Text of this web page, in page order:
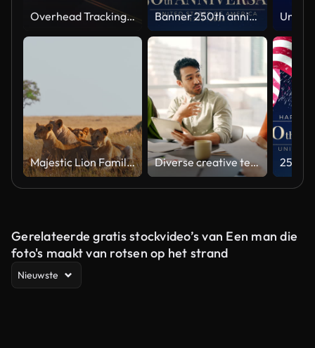
Overhead Tracking Drone Shot of a Police Car Driving on a City Street with Lights On at Night Banner 250th anniversary of the USA. 250 years of independence. 4th of july 2026 usa independence day, video greeting card. US flag fireworks on blue sky background. Fourth of july. 4k seamless loop
Majestic Lion Family Relaxing in Natural Habitat Under Soft Light Diverse creative team collaborating on a marketing strategy in an office meeting
Gerelateerde gratis stockvideo’s van Een man die
foto's maakt van rotsen op het strand
Nieuwste